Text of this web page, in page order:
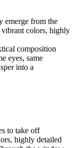
emerge from the
colors, highly
composition
eyes, same
into a
to take off
highly detailed